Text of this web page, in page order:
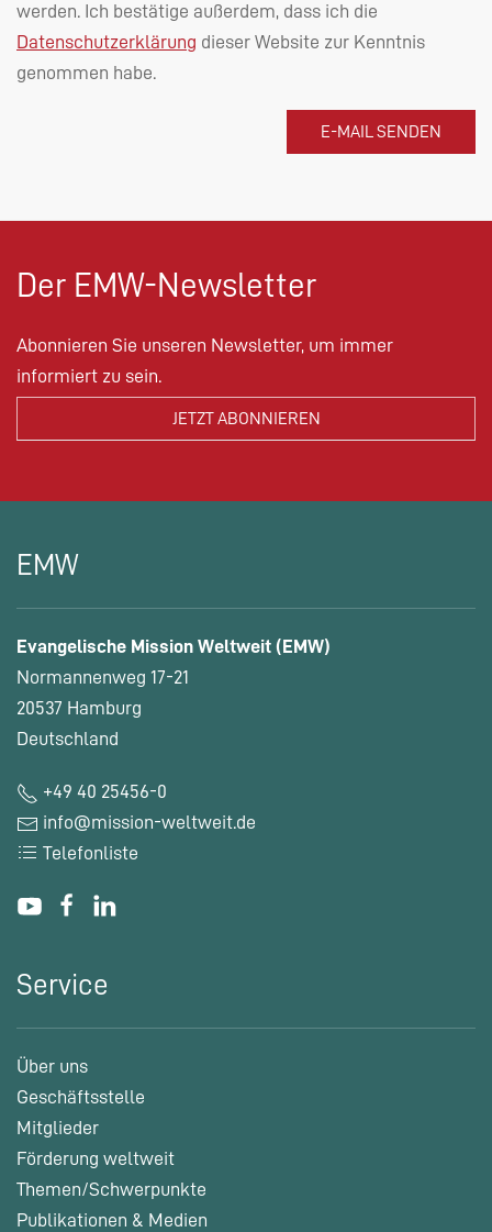
werden. Ich bestätige außerdem, dass ich die
Datenschutzerklärung dieser Website zur Kenntnis
genommen habe.
Der EMW-Newsletter
Abonnieren Sie unseren Newsletter, um immer
informiert zu sein.
EMW
Evangelische Mission Weltweit (EMW)
Normannenweg 17-21
20537 Hamburg
Deutschland
+49 40 25456-0
info@mission-weltweit.de
Telefonliste
Service
Über uns
Geschäftsstelle
Mitglieder
Förderung weltweit
Themen/Schwerpunkte
Publikationen & Medien